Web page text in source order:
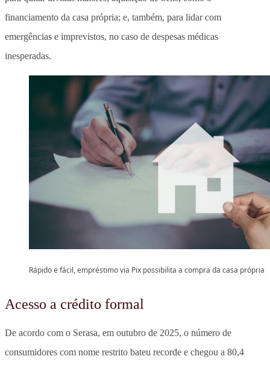
financiamento da casa própria; e, também, para lidar com
emergências e imprevistos, no caso de despesas médicas
inesperadas.
Rápido e fácil, empréstimo via Pix possibilita a compra da casa própria
Acesso a crédito formal
De acordo com o Serasa, em outubro de 2025, o número de
consumidores com nome restrito bateu recorde e chegou a 80,4